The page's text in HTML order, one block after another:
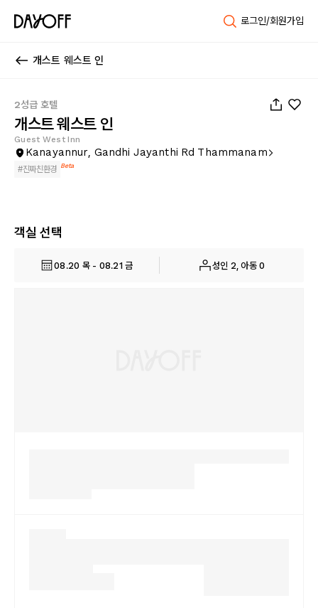
로그인/회원가입
개스트 웨스트 인
2성급 호텔
개스트 웨스트 인
Guest West Inn
Kanayannur, Gandhi Jayanthi Rd Thammanam
#진짜친환경 Beta
객실 선택
08.20 목 - 08.21 금 성인 2, 아동 0